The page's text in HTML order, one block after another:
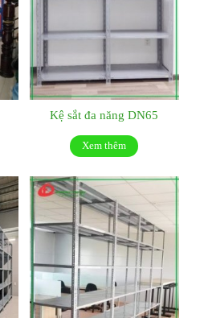
Kệ sắt đa năng DN65
Xem thêm